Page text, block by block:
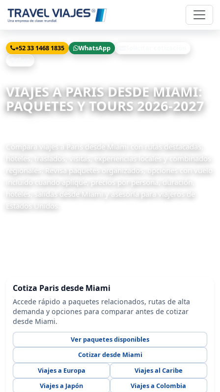
+52 33 1468 1835 WhatsApp
VIAJES A PARIS DESDE MIAMI:
PAQUETES Y TOURS 2026-2027
Compara viajes a Paris desde Miami con rutas destacadas,
hoteles, traslados, visitas, experiencias locales y combinados
regionales. Revisa paquetes organizados, opciones con vuelo
incluido cuando aplique, precios por persona, duración,
hoteles, salidas desde Miami y asesoría para viajeros de
Estados Unidos.
Cotiza Paris desde Miami
Accede rápido a paquetes relacionados, rutas de alta
demanda y opciones para comparar antes de cotizar
desde Miami.
Ver paquetes disponibles
Cotizar desde Miami
Viajes a Europa
Viajes al Caribe
Viajes a Japón
Viajes a Colombia